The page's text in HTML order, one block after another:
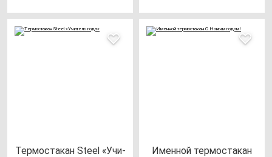
Тер­мос­та­кан Ste­el «Учи­
Имен­ной тер­мос­та­кан